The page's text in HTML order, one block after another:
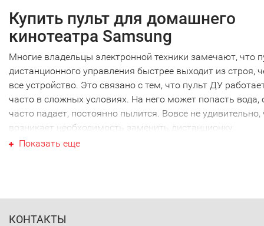
Купить пульт для домашнего
кинотеатра Samsung
Многие владельцы электронной техники замечают, что
дистанционного управления быстрее выходит из строя,
все устройство. Это связано с тем, что пульт ДУ
часто в сложных условиях. На него может попасть вода,
часто падает, постоянно пылится. Вовсе не удивительно,
возникает необходимость заменить дистанционку.
Ваш пульт для домашнего
Показать еще
КОНТАКТЫ